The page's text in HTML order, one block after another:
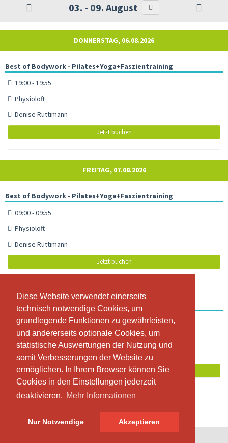
Diese Website verwendet einerseits
technisch notwendige Cookies, um
grundlegende Funktionen zu gewährleisten,
und andererseits optionale Cookies, um
statistische Auswertungen der Nutzung und
somit Verbesserungen der Website zu
ermöglichen. In Ihrem Browser können Sie
Cookies in den Einstellungen jederzeit
deaktivieren. Mehr Informationen
Nur Notwendige Akzeptieren
Diese Website verwendet einerseits
technisch notwendige Cookies, um
grundlegende Funktionen zu gewährleisten,
und andererseits optionale Cookies, um
statistische Auswertungen der Nutzung und
somit Verbesserungen der Website zu
ermöglichen. In Ihrem Browser können Sie
Cookies in den Einstellungen jederzeit
deaktivieren. Mehr Informationen
Nur Notwendige Akzeptieren
03. - 09. August
DONNERSTAG, 06.08.2026
Best of Bodywork - Pilates+Yoga+Faszientraining
19:00 - 19:55
Physioloft
Denise Rüttimann
Jetzt buchen
FREITAG, 07.08.2026
Best of Bodywork - Pilates+Yoga+Faszientraining
09:00 - 09:55
Physioloft
Denise Rüttimann
Jetzt buchen
10:00 - 10:55
Physioloft
Denise Rüttimann
Jetzt buchen